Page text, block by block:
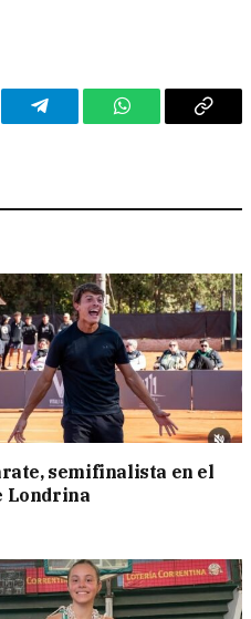
Telegram WhatsAppCopy
semifinalista en el
Londrina